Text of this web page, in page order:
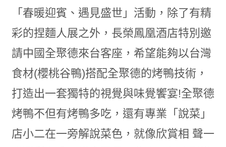
「春暖迎賓、遇見盛世」活動，除了有精
彩的捏麵人展之外，長榮鳳凰酒店特別邀
請中國全聚德來台客座，希望能夠以台灣
食材(櫻桃谷鴨)搭配全聚德的烤鴨技術，
打造出一套獨特的視覺與味覺饗宴!全聚德
烤鴨不但有烤鴨多吃，還有專業「說菜」
店小二在一旁解說菜色，就像欣賞相 聲一